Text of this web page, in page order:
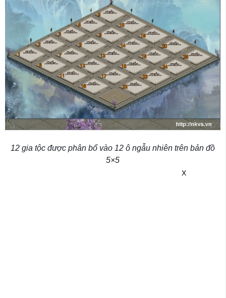
12 gia tộc được phân bổ vào 12 ô ngẫu nhiên trên bản đồ
5×5
X